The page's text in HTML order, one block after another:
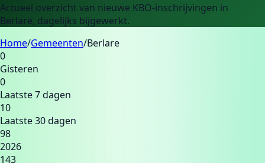
Actueel overzicht van nieuwe KBO-inschrijvingen in
Berlare, dagelijks bijgewerkt.
Home/Gemeenten/Berlare
0
Gisteren
0
Laatste 7 dagen
10
Laatste 30 dagen
98
2026
143